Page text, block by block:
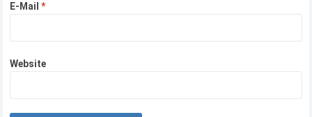
E-Mail*
Website